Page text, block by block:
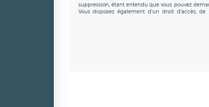
suppression, étant entendu que vous pouvez
Vous disposez également d’un droit d’accès,
personnel, ainsi que d’un droit à la portabilité de
données de LÉGAVOX qui exerce au
donneespersonnelles@legavox.fr. Le responsable
l’adresse mail :